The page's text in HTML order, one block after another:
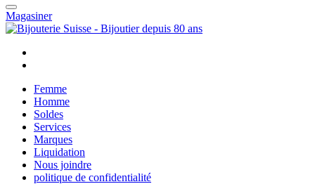
Magasiner
Femme
Homme
Soldes
Services
Marques
Liquidation
Nous joindre
politique de confidentialité